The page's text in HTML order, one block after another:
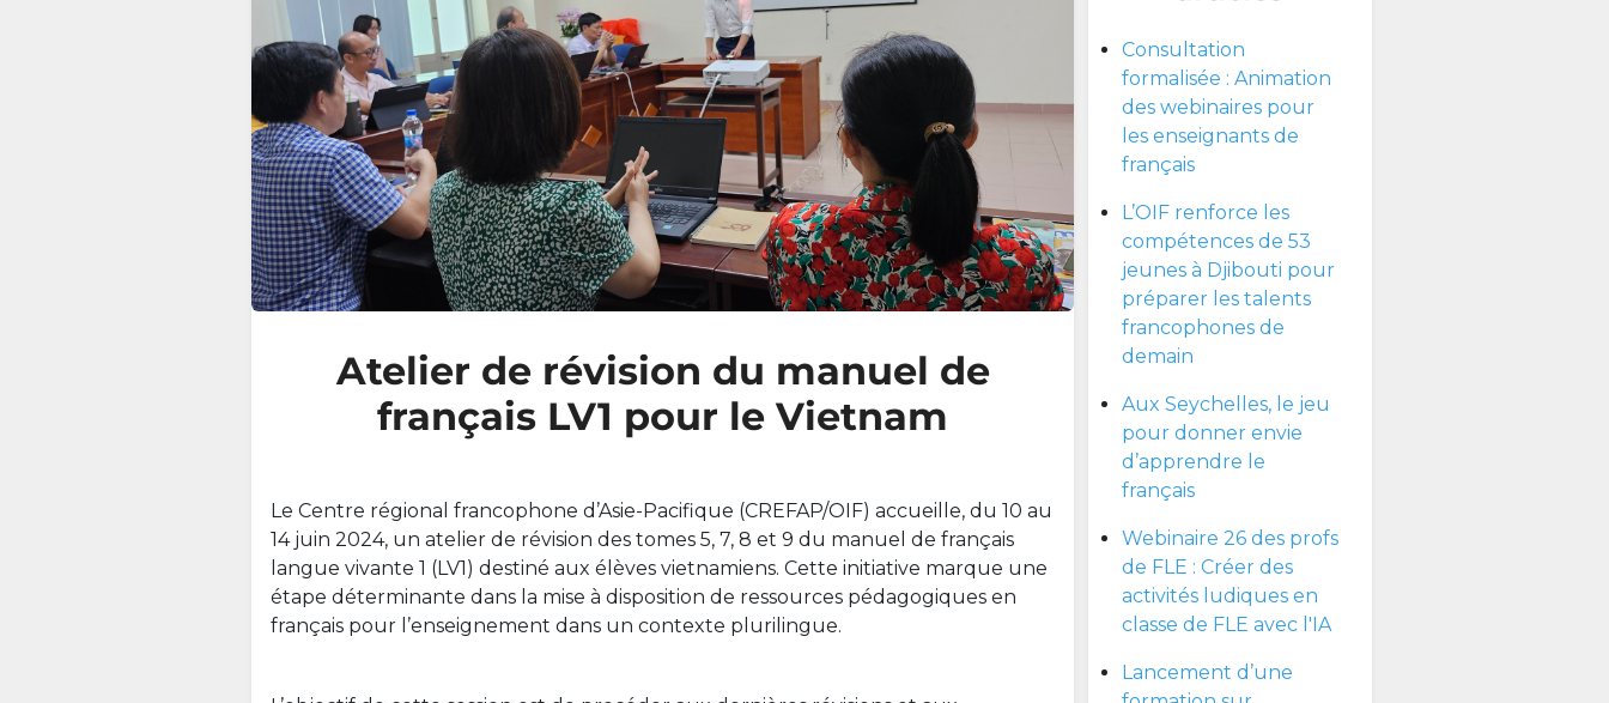
Atelier de révision du manuel de
français LV1 pour le Vietnam
Le Centre régional francophone d’Asie-Pacifique (CREFAP/OIF) accueille, du 10 au
14 juin 2024, un atelier de révision des tomes 5, 7, 8 et 9 du manuel de français
langue vivante 1 (LV1) destiné aux élèves vietnamiens. Cette initiative marque une
étape déterminante dans la mise à disposition de ressources pédagogiques en
français pour l’enseignement dans un contexte plurilingue.
Consultation
formalisée : Animation
des webinaires pour
les enseignants de
français
L’OIF renforce les
compétences de 53
jeunes à Djibouti pour
préparer les talents
francophones de
demain
Aux Seychelles, le jeu
pour donner envie
d’apprendre le
français
Webinaire 26 des profs
de FLE : Créer des
activités ludiques en
classe de FLE avec l'IA
Lancement d’une